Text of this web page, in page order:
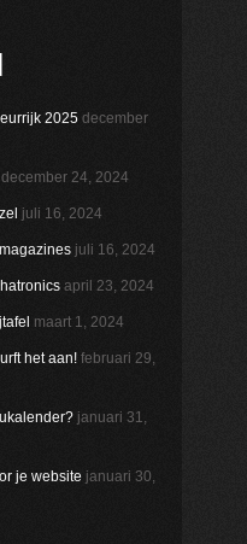
2025 december
december 24, 2024
juli 16, 2024
juli 16, 2024
april 23, 2024
maart 1, 2024
het aan! februari 29,
januari 31,
je website januari 30,